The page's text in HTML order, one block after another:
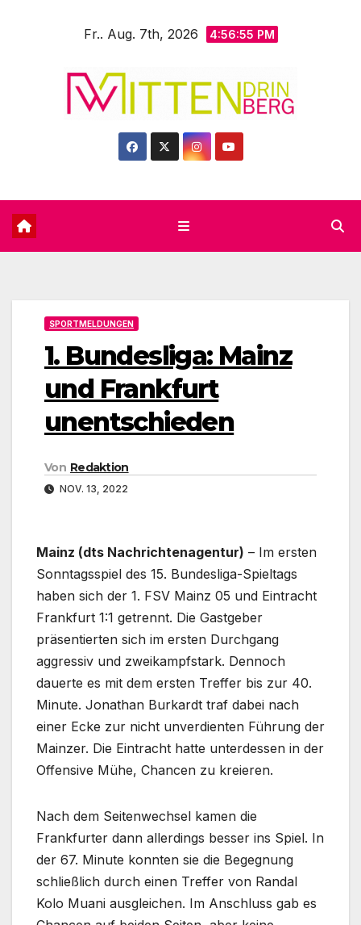
Fr.. Aug. 7th, 2026 4:56:57 PM
SPORTMELDUNGEN
1. Bundesliga: Mainz
und Frankfurt
unentschieden
Von Redaktion
NOV. 13, 2022
Mainz (dts Nachrichtenagentur) – Im ersten
Sonntagsspiel des 15. Bundesliga-Spieltags
haben sich der 1. FSV Mainz 05 und Eintracht
Frankfurt 1:1 getrennt. Die Gastgeber
präsentierten sich im ersten Durchgang
aggressiv und zweikampfstark. Dennoch
dauerte es mit dem ersten Treffer bis zur 40.
Minute. Jonathan Burkardt traf dabei nach
einer Ecke zur nicht unverdienten Führung der
Mainzer. Die Eintracht hatte unterdessen in der
Offensive Mühe, Chancen zu kreieren.
Nach dem Seitenwechsel kamen die
Frankfurter dann allerdings besser ins Spiel. In
der 67. Minute konnten sie die Begegnung
schließlich durch einen Treffer von Randal
Kolo Muani ausgleichen. Im Anschluss gab es